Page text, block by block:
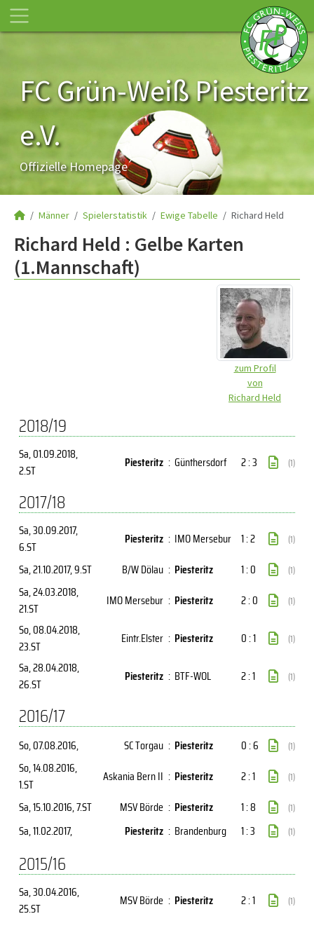
FC Grün-Weiß Piesteritz
e.V.
Offizielle Homepage
Männer Spielerstatistik Ewige Tabelle Richard Held
Richard Held : Gelbe Karten
(1.Mannschaft)
zum Profil
von
Richard Held
2018/19
Sa, 01.09.2018,
2.ST
Piesteritz : Günthersdorf 2 : 3 (1)
2017/18
Sa, 30.09.2017,
6.ST
Piesteritz : IMO Mersebur 1 : 2 (1)
Sa, 21.10.2017, 9.ST B/W Dölau : Piesteritz 1 : 0 (1)
Sa, 24.03.2018,
21.ST
IMO Mersebur : Piesteritz 2 : 0 (1)
So, 08.04.2018,
23.ST
Eintr.Elster : Piesteritz 0 : 1 (1)
Sa, 28.04.2018,
26.ST
Piesteritz : BTF-WOL 2 : 1 (1)
2016/17
So, 07.08.2016, SC Torgau : Piesteritz 0 : 6 (1)
So, 14.08.2016,
1.ST
Askania Bern II : Piesteritz 2 : 1 (1)
Sa, 15.10.2016, 7.ST MSV Börde : Piesteritz 1 : 8 (1)
Sa, 11.02.2017, Piesteritz : Brandenburg 1 : 3 (1)
2015/16
Sa, 30.04.2016,
25.ST
MSV Börde : Piesteritz 2 : 1 (1)